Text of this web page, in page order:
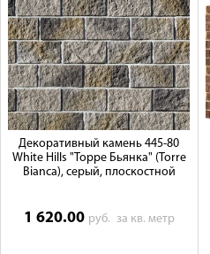
Декоративный камень 445-80
White Hills "Торре Бьянка" (Torre
Bianca), серый, плоскостной
1 620.00 руб. за кв. метр